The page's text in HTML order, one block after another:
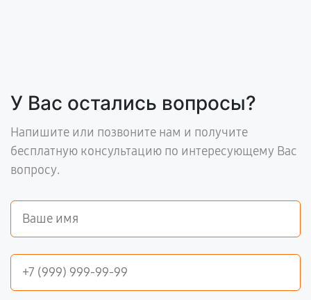
У Вас остались вопросы?
Напишите или позвоните нам и получите
бесплатную консультацию по интересующему Вас
вопросу.